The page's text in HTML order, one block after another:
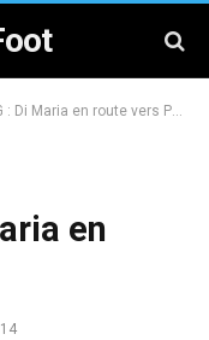
Di Maria en route vers Paris ?
en